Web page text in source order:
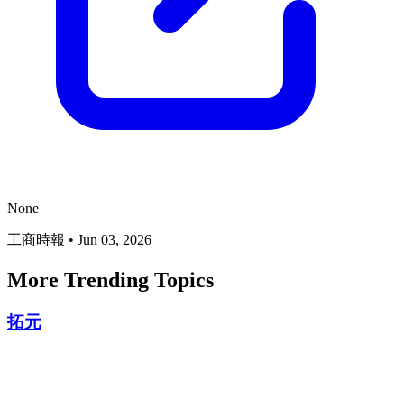
None
工商時報 • Jun 03, 2026
More Trending Topics
拓元